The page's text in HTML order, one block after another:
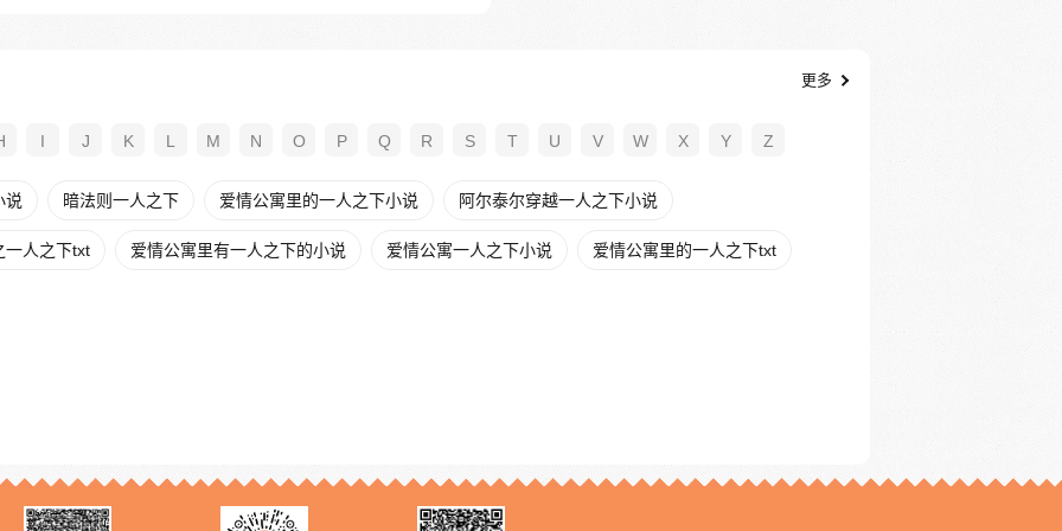
更多
I J K L M N O P Q R S T U V W X Y Z
说 暗法则一人之下 爱情公寓里的一人之下小说 阿尔泰尔穿越一人之下小说
一人之下txt 爱情公寓里有一人之下的小说 爱情公寓一人之下小说 爱情公寓里的一人之下txt